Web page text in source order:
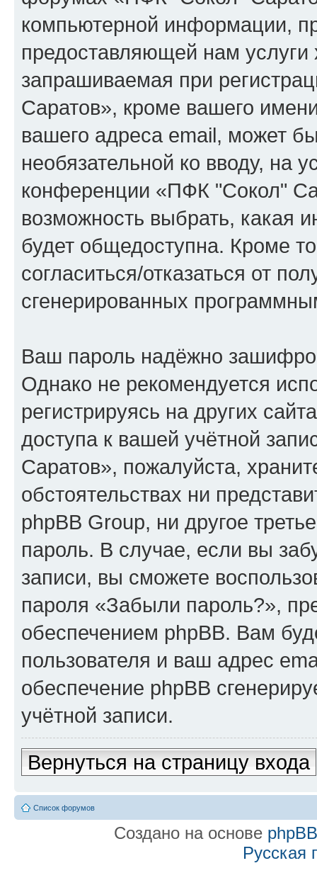
компьютерной информации,
предоставляющей нам
запрашиваемая при
Саратов», кроме вашего
вашего адреса email, может
необязательной ко вводу, на
конференции «ПФК "Сокол"
возможность выбрать, какая
будет общедоступна. Кроме
согласиться/отказаться от
сгенерированных
Ваш пароль надёжно
Однако не рекомендуется
регистрируясь на других
доступа к вашей учётной
Саратов», пожалуйста,
обстоятельствах ни
phpBB Group, ни другое
пароль. В случае, если вы
записи, вы сможете
пароля «Забыли пароль?»,
обеспечением phpBB. Вам
пользователя и ваш адрес
обеспечение phpBB
учётной записи.
Вернуться на страницу входа
Список форумов
Создано на основе phpBB
Русская